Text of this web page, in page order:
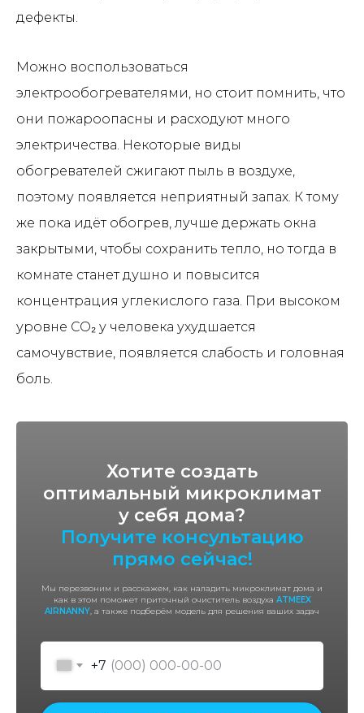
дефекты.
Можно воспользоваться
электрообогревателями, но стоит помнить, что
они пожароопасны и расходуют много
электричества. Некоторые виды
обогревателей сжигают пыль в воздухе,
поэтому появляется неприятный запах. К тому
же пока идёт обогрев, лучше держать окна
закрытыми, чтобы сохранить тепло, но тогда в
комнате станет душно и повысится
концентрация углекислого газа. При высоком
уровне CO₂ у человека ухудшается
самочувствие, появляется слабость и головная
боль.
Хотите создать
оптимальный микроклимат
у себя дома?
Получите консультацию
прямо сейчас!
Мы перезвоним и расскажем, как наладить микроклимат дома и
как в этом поможет приточный очиститель воздуха ATMEEX
AIRNANNY , а также подберём модель для решения ваших задач
+7
Хотите поблагодарить за статью?
Поделитесь в социальных сетях!
А также оставьте
нам важно ваше мнение.